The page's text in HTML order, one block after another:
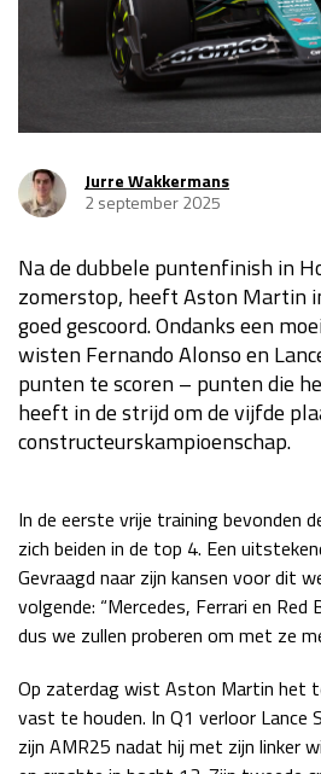
Race
Race
GP MEXICO 2026
Kwalificatie
Race
GP SÃO PAULO 2026
Kwalificatie
Race
Kwalificatie
GP ABU DHABI 2026
Kwalificatie
Race
Jurre Wakkermans
2 september 2025
Na de dubbele puntenfinish in
zomerstop, heeft Aston Martin
goed gescoord. Ondanks een
wisten Fernando Alonso en
punten te scoren – punten die
heeft in de strijd om de vijfde
constructeurskampioenschap.
In de eerste vrije training bevonden
zich beiden in de top 4. Een
Gevraagd naar zijn kansen voor dit
volgende: “Mercedes, Ferrari en
dus we zullen proberen om met ze
Op zaterdag wist Aston Martin het
vast te houden. In Q1 verloor Lance
zijn AMR25 nadat hij met zijn linker